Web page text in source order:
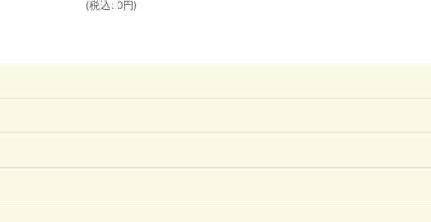
(税込 : 0円)